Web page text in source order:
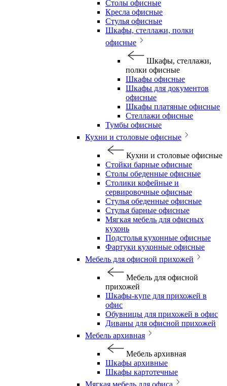
Столы офисные
Кресла офисные
Стулья офисные
Шкафы, стеллажи, полки
офисные
Шкафы, стеллажи,
полки офисные
Шкафы офисные
Шкафы для документов
офисные
Шкафы платяные офисные
Стеллажи офисные
Тумбы офисные
Кухни и столовые офисные
Кухни и столовые офисные
Стойки барные офисные
Столы обеденные офисные
Столики кофейные и
сервировочные офисные
Стулья обеденные офисные
Стулья барные офисные
Мягкая мебель для офисных
кухонь
Подстолья кухонные офисные
Фартуки кухонные офисные
Мебель для офисной прихожей
Мебель для офисной
прихожей
Шкафы-купе для прихожей в
офис
Обувницы для прихожей в офис
Диваны для офисной прихожей
Мебель архивная
Мебель архивная
Шкафы архивные
Шкафы картотечные
Мягкая мебель для офиса